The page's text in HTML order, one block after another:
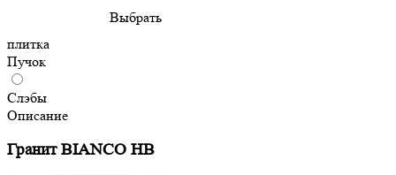
Выбрать
плитка
Пучок
Слэбы
Описание
Гранит BIANCO HB